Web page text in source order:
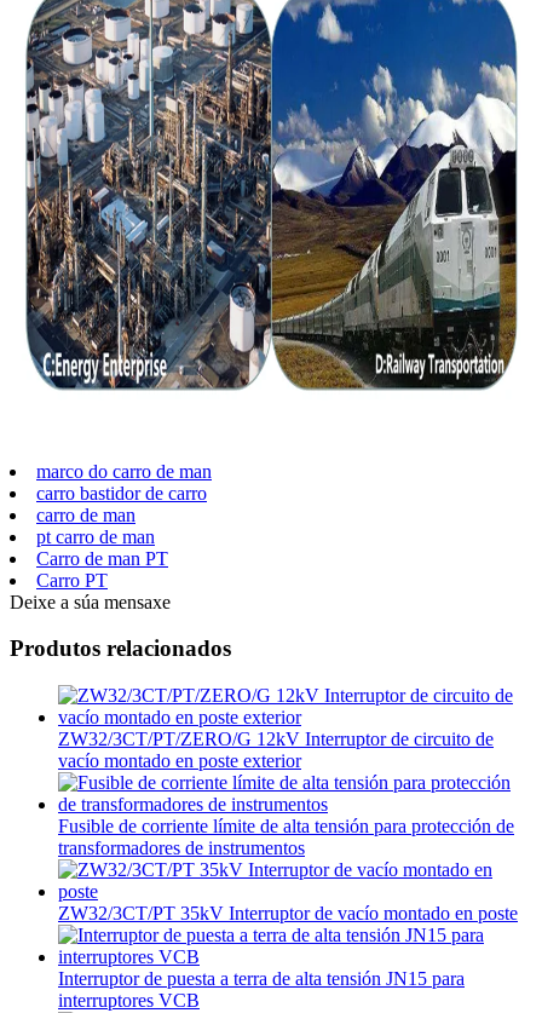
marco do carro de man
carro bastidor de carro
carro de man
pt carro de man
Carro de man PT
Carro PT
Deixe a súa mensaxe
Produtos relacionados
ZW32/3CT/PT/ZERO/G 12kV Interruptor de circuito de
vacío montado en poste exterior
Fusible de corriente límite de alta tensión para protección de
transformadores de instrumentos
ZW32/3CT/PT 35kV Interruptor de vacío montado en poste
Interruptor de puesta a terra de alta tensión JN15 para
interruptores VCB